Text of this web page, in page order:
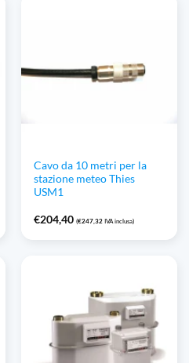
Cavo da 10 metri per la
stazione meteo Thies
USM1
€204,40 (€247,32 IVA inclusa)